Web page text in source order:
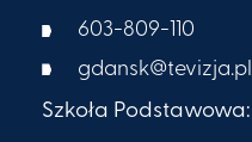
603-809-110
gdansk@tevizja.pl
Szkoła Podstawowa: